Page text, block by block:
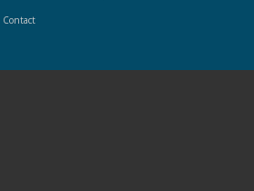
Contact